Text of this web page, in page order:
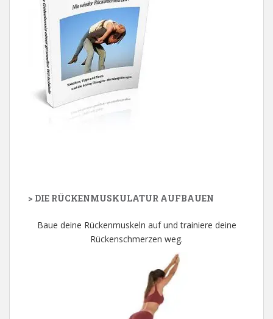
> DIE RÜCKENMUSKULATUR AUFBAUEN
Baue deine Rückenmuskeln auf und trainiere deine
Rückenschmerzen weg.